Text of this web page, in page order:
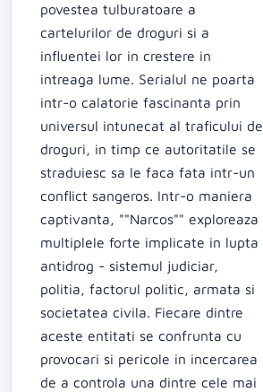
povestea tulburatoare a
cartelurilor de droguri si a
influentei lor in crestere in
intreaga lume. Serialul ne poarta
intr-o calatorie fascinanta prin
universul intunecat al traficului de
droguri, in timp ce autoritatile se
straduiesc sa le faca fata intr-un
conflict sangeros. Intr-o maniera
captivanta, ""Narcos"" exploreaza
multiplele forte implicate in lupta
antidrog - sistemul judiciar,
politia, factorul politic, armata si
societatea civila. Fiecare dintre
aceste entitati se confrunta cu
provocari si pericole in incercarea
de a controla una dintre cele mai